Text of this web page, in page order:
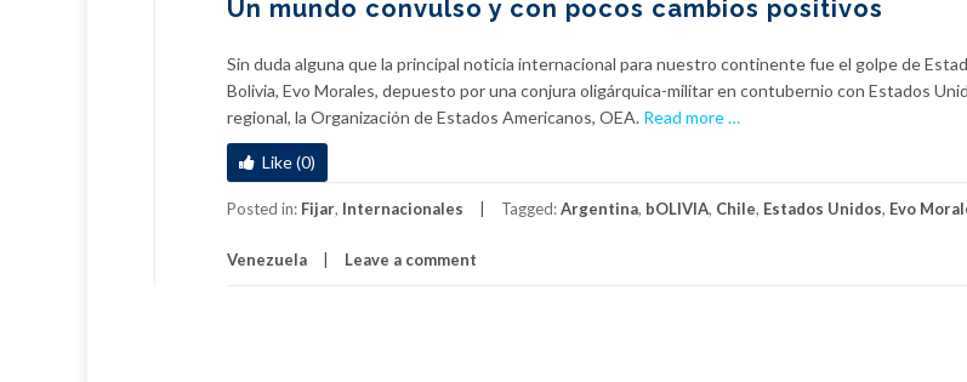
Un mundo convulso y con pocos cambios positivos
Sin duda alguna que la principal noticia internacional para nuestro continente fue el golpe de
Bolivia, Evo Morales, depuesto por una conjura oligárquica-militar en contubernio con Estados
regional, la Organización de Estados Americanos, OEA. Read more…
Like (0)
Posted in: Fijar, Internacionales Tagged:Argentina, bOLIVIA, Chile, Estados Unidos, Evo
Venezuela Leave a comment